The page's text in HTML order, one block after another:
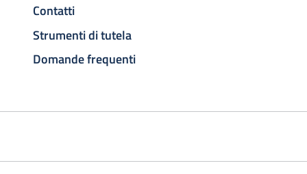
Contatti
Strumenti di tutela
Domande frequenti